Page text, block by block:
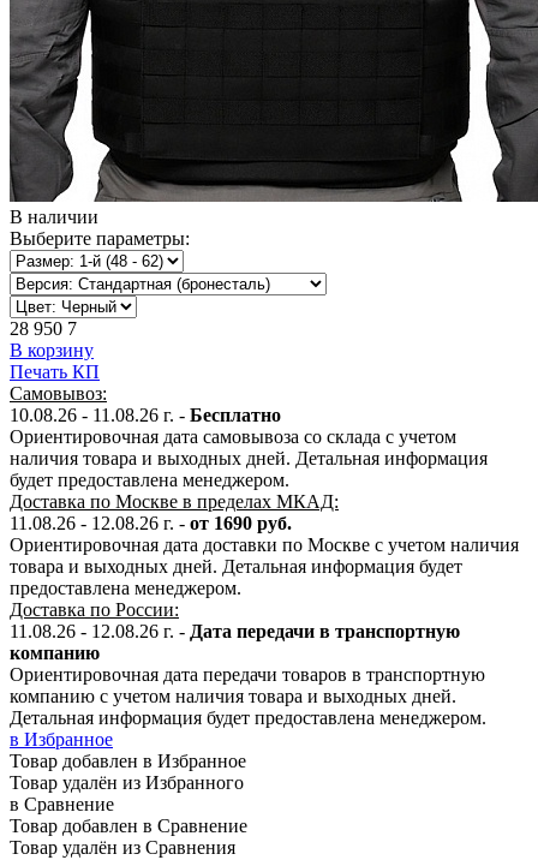
В наличии
Выберите параметры:
28 950 7
В корзину
Печать КП
Самовывоз:
10.08.26 - 11.08.26 г. - Бесплатно
Ориентировочная дата самовывоза со склада с учетом
наличия товара и выходных дней. Детальная информация
будет предоставлена менеджером.
Доставка по Москве в пределах МКАД:
11.08.26 - 12.08.26 г. - от 1690 руб.
Ориентировочная дата доставки по Москве с учетом наличия
товара и выходных дней. Детальная информация будет
предоставлена менеджером.
Доставка по России:
11.08.26 - 12.08.26 г. - Дата передачи в транспортную
компанию
Ориентировочная дата передачи товаров в транспортную
компанию с учетом наличия товара и выходных дней.
Детальная информация будет предоставлена менеджером.
в Избранное
Товар добавлен в Избранное
Товар удалён из Избранного
в Сравнение
Товар добавлен в Сравнение
Товар удалён из Сравнения